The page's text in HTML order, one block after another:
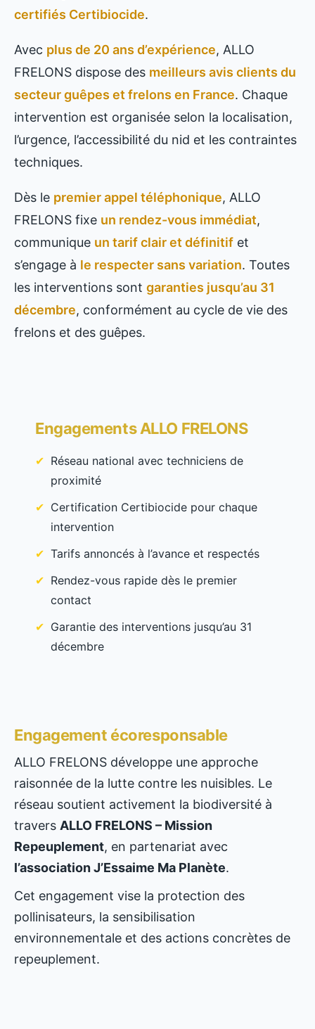
certifiés Certibiocide.
Avec plus de 20 ans d’expérience, ALLO
FRELONS dispose des meilleurs avis clients du
secteur guêpes et frelons en France. Chaque
intervention est organisée selon la localisation,
l’urgence, l’accessibilité du nid et les contraintes
techniques.
Dès le premier appel téléphonique, ALLO
FRELONS fixe un rendez-vous immédiat,
communique un tarif clair et définitif et
s’engage à le respecter sans variation. Toutes
les interventions sont garanties jusqu’au 31
décembre, conformément au cycle de vie des
frelons et des guêpes.
Engagements ALLO FRELONS
Réseau national avec techniciens de
proximité
Certification Certibiocide pour chaque
intervention
Tarifs annoncés à l’avance et respectés
Rendez-vous rapide dès le premier
contact
Garantie des interventions jusqu’au 31
décembre
Engagement écoresponsable
ALLO FRELONS développe une approche
raisonnée de la lutte contre les nuisibles. Le
réseau soutient activement la biodiversité à
travers ALLO FRELONS – Mission
Repeuplement, en partenariat avec
l’association J’Essaime Ma Planète.
Cet engagement vise la protection des
pollinisateurs, la sensibilisation
environnementale et des actions concrètes de
repeuplement.